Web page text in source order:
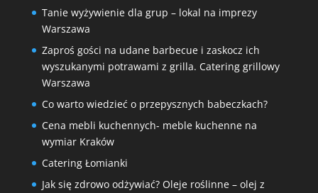
Tanie wyżywienie dla grup – lokal na imprezy
Warszawa
Zaproś gości na udane barbecue i zaskocz ich
wyszukanymi potrawami z grilla. Catering grillowy
Warszawa
Co warto wiedzieć o przepysznych babeczkach?
Cena mebli kuchennych- meble kuchenne na
wymiar Kraków
Catering Łomianki
Jak się zdrowo odżywiać? Oleje roślinne – olej z